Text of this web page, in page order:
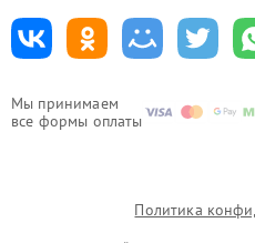
Мы принимаем
все формы оплаты
Политика